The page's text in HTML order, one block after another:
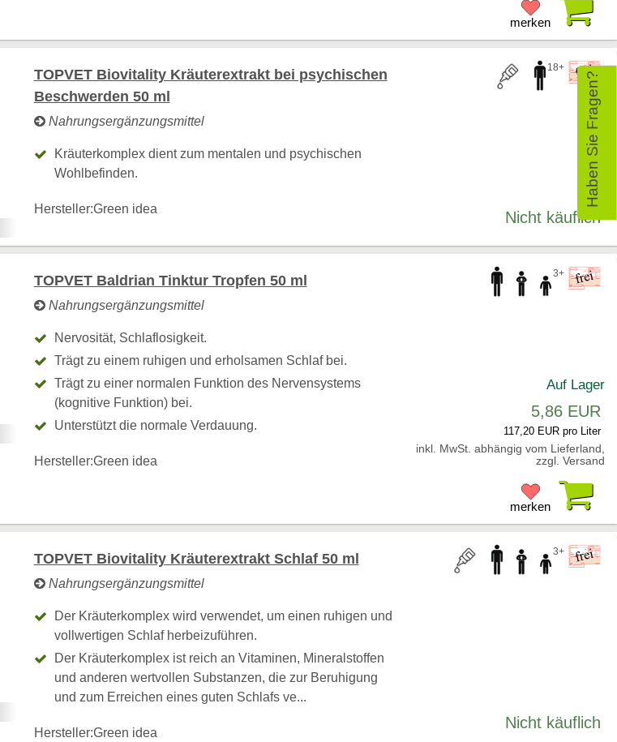
merken
TOPVET Biovitality Kräuterextrakt bei psychischen
Beschwerden 50 ml
Nahrungsergänzungsmittel
Kräuterkomplex dient zum mentalen und psychischen
Wohlbefinden.
Hersteller:Green idea
18+
Nicht käuflich
TOPVET Baldrian Tinktur Tropfen 50 ml
Nahrungsergänzungsmittel
Nervosität, Schlaflosigkeit.
Trägt zu einem ruhigen und erholsamen Schlaf bei.
Trägt zu einer normalen Funktion des Nervensystems
(kognitive Funktion) bei.
Unterstützt die normale Verdauung.
Hersteller:Green idea
3+
Auf Lager
5,86 EUR
117,20 EUR pro Liter
inkl. MwSt. abhängig vom Lieferland,
zzgl. Versand
merken
TOPVET Biovitality Kräuterextrakt Schlaf 50 ml
Nahrungsergänzungsmittel
Der Kräuterkomplex wird verwendet, um einen ruhigen und
vollwertigen Schlaf herbeizuführen.
Der Kräuterkomplex ist reich an Vitaminen, Mineralstoffen
und anderen wertvollen Substanzen, die zur Beruhigung
und zum Erreichen eines guten Schlafs ve...
Hersteller:Green idea
3+
Nicht käuflich
Haben Sie Fragen?